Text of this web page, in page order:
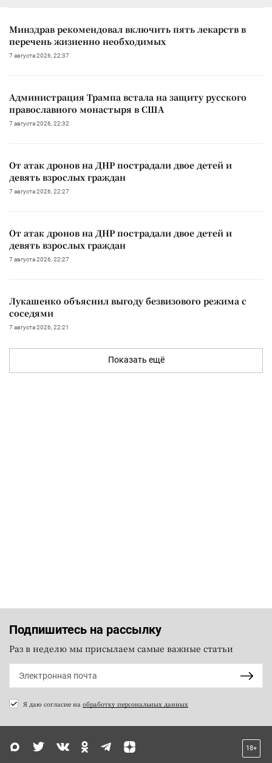
Минздрав рекомендовал включить пять лекарств в
перечень жизненно необходимых
7 августа 2026, 22:37
Администрация Трампа встала на защиту русского
православного монастыря в США
7 августа 2026, 22:32
От атак дронов на ДНР пострадали двое детей и
девять взрослых граждан
7 августа 2026, 22:27
От атак дронов на ДНР пострадали двое детей и
девять взрослых граждан
7 августа 2026, 22:27
Лукашенко объяснил выгоду безвизового режима с
соседями
7 августа 2026, 22:21
Показать ещё
Подпишитесь на рассылку
Раз в неделю мы присылаем самые важные статьи
Я даю согласие на обработку персональных данных
18+